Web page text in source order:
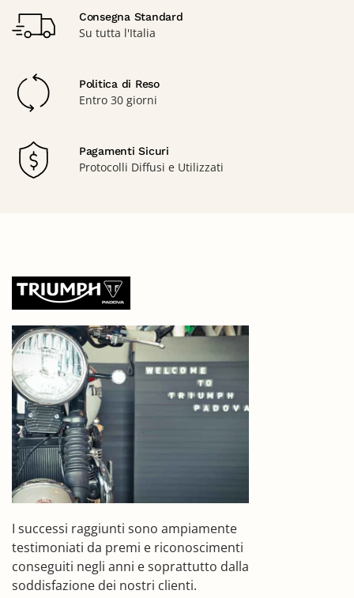
Consegna Standard
Su tutta l'Italia
Politica di Reso
Entro 30 giorni
Pagamenti Sicuri
Protocolli Diffusi e Utilizzati
I successi raggiunti sono ampiamente
testimoniati da premi e riconoscimenti
conseguiti negli anni e soprattutto dalla
soddisfazione dei nostri clienti.